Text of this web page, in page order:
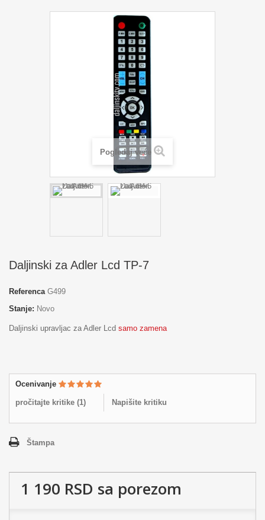
Pogledaj veće
Daljinski za Adler Lcd TP-7
Referenca G499
Stanje: Novo
Daljinski upravljac za Adler Lcd samo zamena
Ocenivanje
pročitajte kritike (1) Napišite kritiku
Štampa
1 190 RSD sa porezom